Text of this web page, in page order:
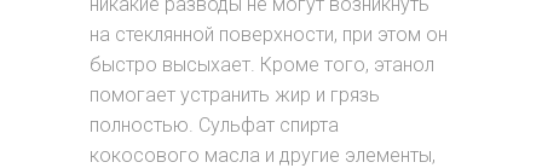
на стеклянной поверхности, при этом он
быстро высыхает. Кроме того, этанол
помогает устранить жир и грязь
полностью. Сульфат спирта
кокосового масла и другие элементы,